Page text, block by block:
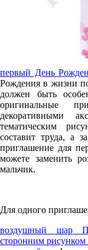
первый День
Рождения в жизни
должен быть
оригинальные
декоративными
тематическим
составит труда, а
приглашение для
можете заменить
мальчик.
Для одного
воздушный шар
сторонним